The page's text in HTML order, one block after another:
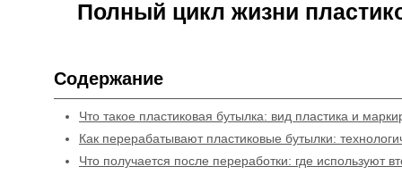
Полный цикл жизни
Содержание
Что такое пластиковая бутылка: вид пластика и
Как перерабатывают пластиковые бутылки:
Что получается после переработки: где используют